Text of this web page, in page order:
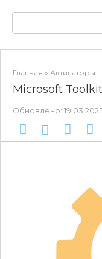
Главная » Активаторы
Microsoft
Обновлено: